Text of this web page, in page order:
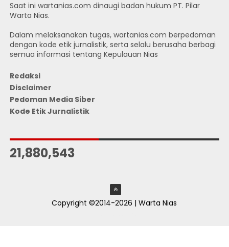
Saat ini wartanias.com dinaugi badan hukum PT. Pilar
Warta Nias.
Dalam melaksanakan tugas, wartanias.com berpedoman
dengan kode etik jurnalistik, serta selalu berusaha berbagi
semua informasi tentang Kepulauan Nias
Redaksi
Disclaimer
Pedoman Media Siber
Kode Etik Jurnalistik
21,880,543
Copyright ©2014-2026 | Warta Nias